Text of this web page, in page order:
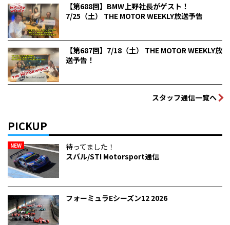
【第688回】BMW上野社長がゲスト！
7/25（土） THE MOTOR WEEKLY放送予告
【第687回】7/18（土） THE MOTOR WEEKLY放
送予告！
スタッフ通信一覧へ
PICKUP
NEW
待ってました！
スバル/STI Motorsport通信
フォーミュラEシーズン12 2026